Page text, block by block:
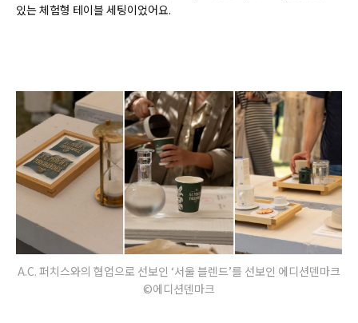
있는 체험형 테이블 세팅이었어요.
A.C. 퍼치스와의 협업으로 선보인 ‘서울 블렌드’를 선보인 에디션덴마크
©에디션덴마크